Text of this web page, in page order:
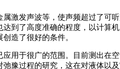
激发声波等，使声频超过了可
达到了高度准确的程度，以计算
造了很好的条件。
用于很广的范围。目前测出在
豫过程的研究，这在对液体以